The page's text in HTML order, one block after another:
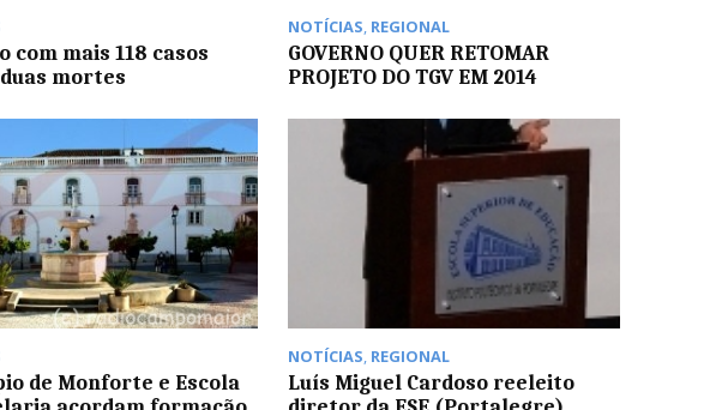
com mais 118 casos
duas mortes
NOTÍCIAS, REGIONAL
GOVERNO QUER RETOMAR
PROJETO DO TGV EM 2014
de Monforte e Escola
NOTÍCIAS, REGIONAL
Luís Miguel Cardoso reeleito